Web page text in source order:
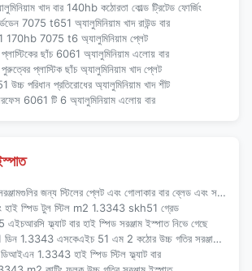
খাদ বার 140hb কঠোরতা কোল্ড ট্রিটেড ফোর্জিং
7075 t651 অ্যালুমিনিয়াম খাদ রাউন্ড বার
170hb 7075 t6 অ্যালুমিনিয়াম প্লেট
ছাঁচ 6061 অ্যালুমিনিয়াম এলোয় বার
প্লাস্টিক ছাঁচ অ্যালুমিনিয়াম খাদ প্লেট
পরিধান প্রতিরোধের অ্যালুমিনিয়াম খাদ শীট
6061 টি 6 অ্যালুমিনিয়াম এলোয় বার
জন্য স্টিলের প্লেট এবং গোলাকার বার ব্লেড এবং সরঞ্জাম উত্পাদনের জন্য
হাই স্পিড টুল স্টিল m2 1.3343 skh51 গ্রেড
ফ্ল্যাট বার হাই স্পিড সরঞ্জাম ইস্পাত নিভে গেছে
1.3343 এসকেএইচ 51 এম 2 কঠোর উচ্চ গতির সরঞ্জাম ইস্পাত
1.3343 হাই স্পিড স্টিল ফ্ল্যাট বার